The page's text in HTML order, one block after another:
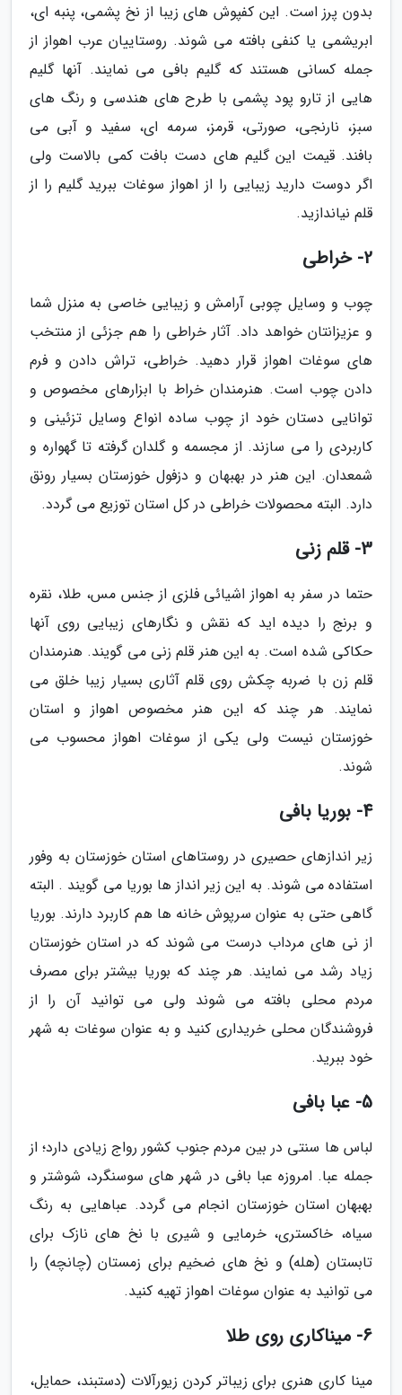
بدون پرز است. این کفپوش های زیبا از نخ پشمی، پنبه ای،
ابریشمی یا کنفی بافته می شوند. روستاییان عرب اهواز از
جمله کسانی هستند که گلیم بافی می نمایند. آنها گلیم
هایی از تارو پود پشمی با طرح های هندسی و رنگ های
سبز، نارنجی، صورتی، قرمز، سرمه ای، سفید و آبی می
بافند. قیمت این گلیم های دست بافت کمی بالاست ولی
اگر دوست دارید زیبایی را از اهواز سوغات ببرید گلیم را از
قلم نیاندازید.
2- خراطی
چوب و وسایل چوبی آرامش و زیبایی خاصی به منزل شما
و عزیزانتان خواهد داد. آثار خراطی را هم جزئی از منتخب
های سوغات اهواز قرار دهید. خراطی، تراش دادن و فرم
دادن چوب است. هنرمندان خراط با ابزارهای مخصوص و
توانایی دستان خود از چوب ساده انواع وسایل تزئینی و
کاربردی را می سازند. از مجسمه و گلدان گرفته تا گهواره و
شمعدان. این هنر در بهبهان و دزفول خوزستان بسیار رونق
دارد. البته محصولات خراطی در کل استان توزیع می گردد.
3- قلم زنی
حتما در سفر به اهواز اشیائی فلزی از جنس مس، طلا، نقره
و برنج را دیده اید که نقش و نگارهای زیبایی روی آنها
حکاکی شده است. به این هنر قلم زنی می گویند. هنرمندان
قلم زن با ضربه چکش روی قلم آثاری بسیار زیبا خلق می
نمایند. هر چند که این هنر مخصوص اهواز و استان
خوزستان نیست ولی یکی از سوغات اهواز محسوب می
شوند.
4- بوریا بافی
زیر اندازهای حصیری در روستاهای استان خوزستان به وفور
استفاده می شوند. به این زیر انداز ها بوریا می گویند . البته
گاهی حتی به عنوان سرپوش خانه ها هم کاربرد دارند. بوریا
از نی های مرداب درست می شوند که در استان خوزستان
زیاد رشد می نمایند. هر چند که بوریا بیشتر برای مصرف
مردم محلی بافته می شوند ولی می توانید آن را از
فروشندگان محلی خریداری کنید و به عنوان سوغات به شهر
خود ببرید.
5- عبا بافی
لباس ها سنتی در بین مردم جنوب کشور رواج زیادی دارد؛ از
جمله عبا. امروزه عبا بافی در شهر های سوسنگرد، شوشتر و
بهبهان استان خوزستان انجام می گردد. عباهایی به رنگ
سیاه، خاکستری، خرمایی و شیری با نخ های نازک برای
تابستان (هله) و نخ های ضخیم برای زمستان (چانچه) را
می توانید به عنوان سوغات اهواز تهیه کنید.
6- میناکاری روی طلا
مینا کاری هنری برای زیباتر کردن زیورآلات (دستبند، حمایل،